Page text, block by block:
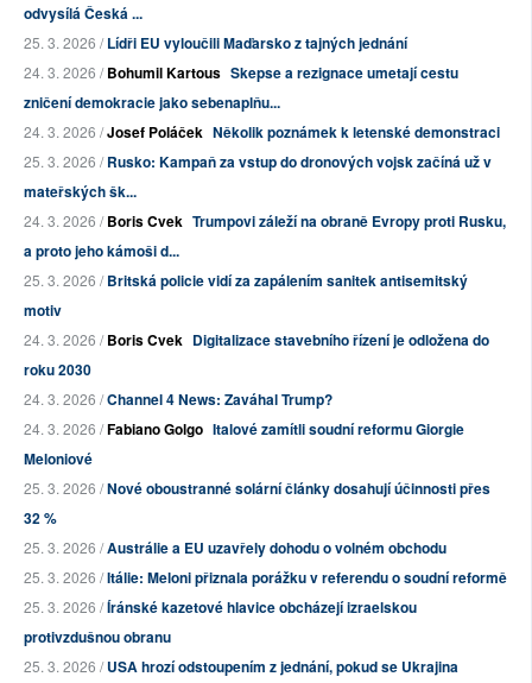
odvysílá Česká ...
25. 3. 2026 /Lídři EU vyloučili Maďarsko z tajných jednání
24. 3. 2026 /Bohumil Kartous Skepse a rezignace umetají cestu
zničení demokracie jako sebenaplňu...
24. 3. 2026 /Josef Poláček Několik poznámek k letenské demonstraci
25. 3. 2026 /Rusko: Kampaň za vstup do dronových vojsk začíná už v
mateřských šk...
24. 3. 2026 /Boris Cvek Trumpovi záleží na obraně Evropy proti Rusku,
a proto jeho kámoši d...
25. 3. 2026 /Britská policie vidí za zapálením sanitek antisemitský
motiv
24. 3. 2026 /Boris Cvek Digitalizace stavebního řízení je odložena do
roku 2030
24. 3. 2026 /Channel 4 News: Zaváhal Trump?
24. 3. 2026 /Fabiano Golgo Italové zamítli soudní reformu Giorgie
Meloniové
25. 3. 2026 /Nové oboustranné solární články dosahují účinnosti přes
32 %
25. 3. 2026 /Austrálie a EU uzavřely dohodu o volném obchodu
25. 3. 2026 /Itálie: Meloni přiznala porážku v referendu o soudní reformě
25. 3. 2026 /Íránské kazetové hlavice obcházejí izraelskou
protivzdušnou obranu
25. 3. 2026 /USA hrozí odstoupením z jednání, pokud se Ukrajina